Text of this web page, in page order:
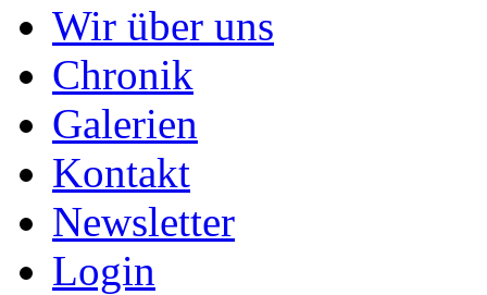
Wir über uns
Chronik
Galerien
Kontakt
Newsletter
Login